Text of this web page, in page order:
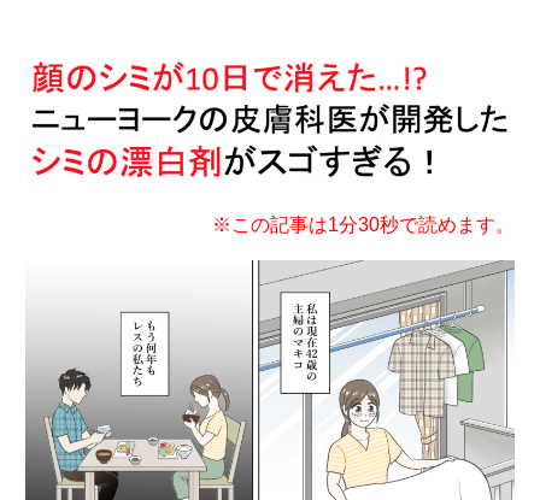
※この記事は1分30秒で読めます。